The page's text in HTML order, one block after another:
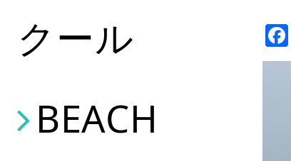
クール
BEACH